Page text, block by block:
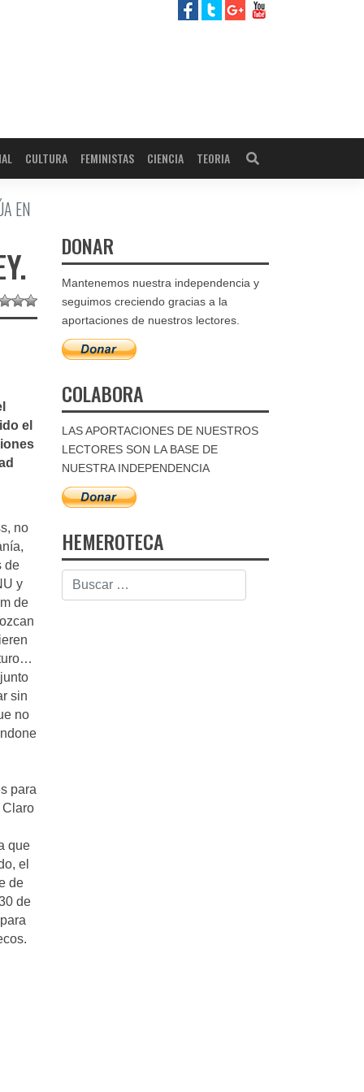
CULTURA FEMINISTAS CIENCIA TEORIA
EN
el
no
de
y
de
sin
no
para
Claro
que
el
de
de
DONAR
Mantenemos nuestra independencia y
seguimos creciendo gracias a la
aportaciones de nuestros lectores.
COLABORA
LAS APORTACIONES DE NUESTROS
LECTORES SON LA BASE DE
NUESTRA INDEPENDENCIA
HEMEROTECA